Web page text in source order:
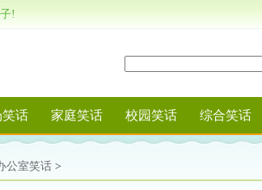
!
话 家庭笑话 校园笑话 综合笑话
公室笑话 >